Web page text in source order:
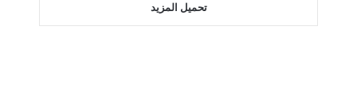
تحميل المزيد